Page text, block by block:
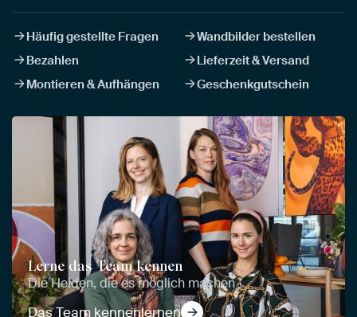
Häufig gestellte Fragen
Wandbilder bestellen
Bezahlen
Lieferzeit & Versand
Montieren & Aufhängen
Geschenkgutschein
Lerne das Team kennen
Die Helden, die es möglich machen
Das Team kennenlernen